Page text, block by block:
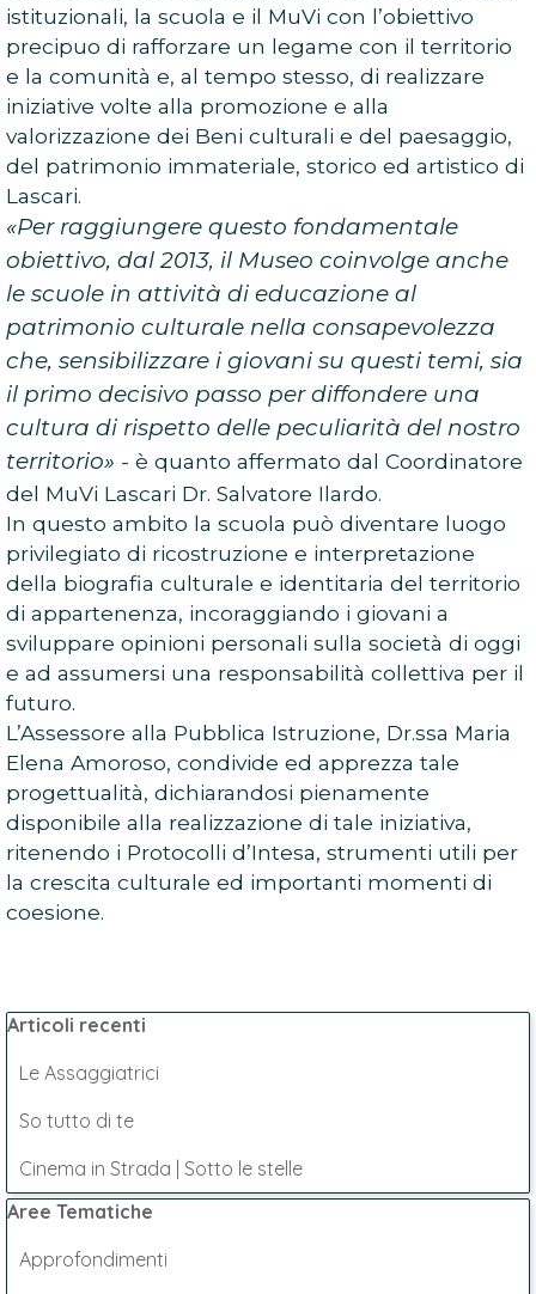
istituzionali, la scuola e il MuVi con l’obiettivo
precipuo di rafforzare un legame con il territorio
e la comunità e, al tempo stesso, di realizzare
iniziative volte alla promozione e alla
valorizzazione dei Beni culturali e del paesaggio,
del patrimonio immateriale, storico ed artistico di
Lascari.
«Per raggiungere questo fondamentale
obiettivo, dal 2013, il Museo coinvolge anche
le scuole in attività di educazione al
patrimonio culturale nella consapevolezza
che, sensibilizzare i giovani su questi temi, sia
il primo decisivo passo per diffondere una
cultura di rispetto delle peculiarità del nostro
territorio» - è quanto affermato dal Coordinatore
del MuVi Lascari Dr. Salvatore Ilardo.
In questo ambito la scuola può diventare luogo
privilegiato di ricostruzione e interpretazione
della biografia culturale e identitaria del territorio
di appartenenza, incoraggiando i giovani a
sviluppare opinioni personali sulla società di oggi
e ad assumersi una responsabilità collettiva per il
futuro.
L’Assessore alla Pubblica Istruzione, Dr.ssa Maria
Elena Amoroso, condivide ed apprezza tale
progettualità, dichiarandosi pienamente
disponibile alla realizzazione di tale iniziativa,
ritenendo i Protocolli d’Intesa, strumenti utili per
la crescita culturale ed importanti momenti di
coesione.
Salta blocco Articoli recenti
Articoli recenti
Le Assaggiatrici
So tutto di te
Cinema in Strada | Sotto le stelle
Salta blocco Aree Tematiche
Aree Tematiche
Approfondimenti